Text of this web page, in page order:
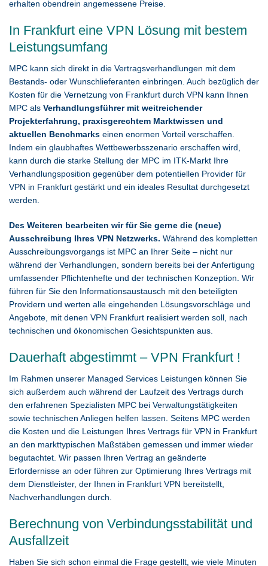
erhalten obendrein angemessene Preise.
In Frankfurt eine VPN Lösung mit bestem
Leistungsumfang
MPC kann sich direkt in die Vertragsverhandlungen mit dem
Bestands- oder Wunschlieferanten einbringen. Auch bezüglich der
Kosten für die Vernetzung von Frankfurt durch VPN kann Ihnen
MPC als Verhandlungsführer mit weitreichender
Projekterfahrung, praxisgerechtem Marktwissen und
aktuellen Benchmarks einen enormen Vorteil verschaffen.
Indem ein glaubhaftes Wettbewerbsszenario erschaffen wird,
kann durch die starke Stellung der MPC im ITK-Markt Ihre
Verhandlungsposition gegenüber dem potentiellen Provider für
VPN in Frankfurt gestärkt und ein ideales Resultat durchgesetzt
werden.
Des Weiteren bearbeiten wir für Sie gerne die (neue)
Ausschreibung Ihres VPN Netzwerks. Während des kompletten
Ausschreibungsvorgangs ist MPC an Ihrer Seite – nicht nur
während der Verhandlungen, sondern bereits bei der Anfertigung
umfassender Pflichtenhefte und der technischen Konzeption. Wir
führen für Sie den Informationsaustausch mit den beteiligten
Providern und werten alle eingehenden Lösungsvorschläge und
Angebote, mit denen VPN Frankfurt realisiert werden soll, nach
technischen und ökonomischen Gesichtspunkten aus.
Dauerhaft abgestimmt – VPN Frankfurt !
Im Rahmen unserer Managed Services Leistungen können Sie
sich außerdem auch während der Laufzeit des Vertrags durch
den erfahrenen Spezialisten MPC bei Verwaltungstätigkeiten
sowie technischen Anliegen helfen lassen. Seitens MPC werden
die Kosten und die Leistungen Ihres Vertrags für VPN in Frankfurt
an den markttypischen Maßstäben gemessen und immer wieder
begutachtet. Wir passen Ihren Vertrag an geänderte
Erfordernisse an oder führen zur Optimierung Ihres Vertrags mit
dem Dienstleister, der Ihnen in Frankfurt VPN bereitstellt,
Nachverhandlungen durch.
Berechnung von Verbindungsstabilität und
Ausfallzeit
Haben Sie sich schon einmal die Frage gestellt, wie viele Minuten